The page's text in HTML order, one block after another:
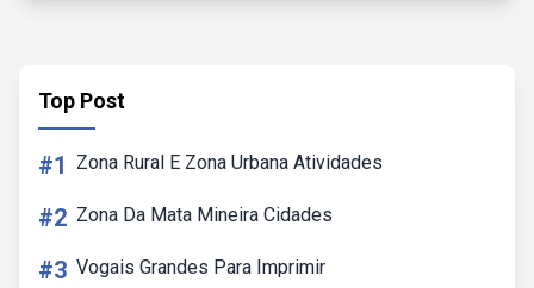
Top Post
#1 Zona Rural E Zona Urbana Atividades
#2 Zona Da Mata Mineira Cidades
#3 Vogais Grandes Para Imprimir